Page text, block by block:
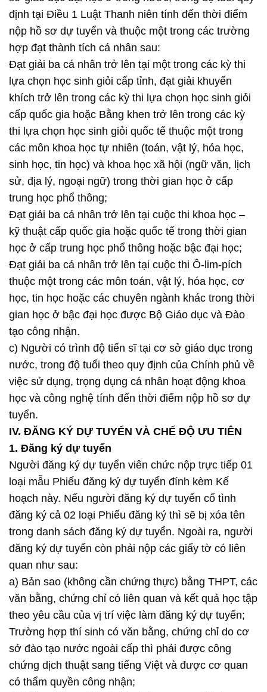
định tại Điều 1 Luật Thanh niên tính đến thời điểm
nộp hồ sơ dự tuyển và thuộc một trong các trường
hợp đạt thành tích cá nhân sau:
Đạt giải ba cá nhân trở lên tại một trong các kỳ thi
lựa chọn học sinh giỏi cấp tỉnh, đạt giải khuyến
khích trở lên trong các kỳ thi lựa chọn học sinh giỏi
cấp quốc gia hoặc Bằng khen trở lên trong các kỳ
thi lựa chọn học sinh giỏi quốc tế thuộc một trong
các môn khoa học tự nhiên (toán, vật lý, hóa học,
sinh học, tin học) và khoa học xã hội (ngữ văn, lịch
sử, địa lý, ngoại ngữ) trong thời gian học ở cấp
trung học phổ thông;
Đạt giải ba cá nhân trở lên tại cuộc thi khoa học –
kỹ thuật cấp quốc gia hoặc quốc tế trong thời gian
học ở cấp trung học phổ thông hoặc bậc đại học;
Đạt giải ba cá nhân trở lên tại cuộc thi Ô-lim-pích
thuộc một trong các môn toán, vật lý, hóa học, cơ
học, tin học hoặc các chuyên ngành khác trong thời
gian học ở bậc đại học được Bộ Giáo dục và Đào
tạo công nhận.
c) Người có trình độ tiến sĩ tại cơ sở giáo dục trong
nước, trong độ tuổi theo quy định của Chính phủ về
việc sử dụng, trọng dụng cá nhân hoạt động khoa
học và công nghệ tính đến thời điểm nộp hồ sơ dự
tuyển.
IV. ĐĂNG KÝ DỰ TUYỂN VÀ CHẾ ĐỘ ƯU TIÊN
1. Đăng ký dự tuyển
Người đăng ký dự tuyển viên chức nộp trực tiếp 01
loại mẫu Phiếu đăng ký dự tuyển đính kèm Kế
hoạch này. Nếu người đăng ký dự tuyển cố tình
đăng ký cả 02 loại Phiếu đăng ký thì sẽ bị xóa tên
trong danh sách đăng ký dự tuyển. Ngoài ra, người
đăng ký dự tuyển còn phải nộp các giấy tờ có liên
quan như sau:
a) Bản sao (không cần chứng thực) bằng THPT, các
văn bằng, chứng chỉ có liên quan và kết quả học tập
theo yêu cầu của vị trí việc làm đăng ký dự tuyển;
Trường hợp thí sinh có văn bằng, chứng chỉ do cơ
sở đào tạo nước ngoài cấp thì phải được công
chứng dịch thuật sang tiếng Việt và được cơ quan
có thẩm quyền công nhận;